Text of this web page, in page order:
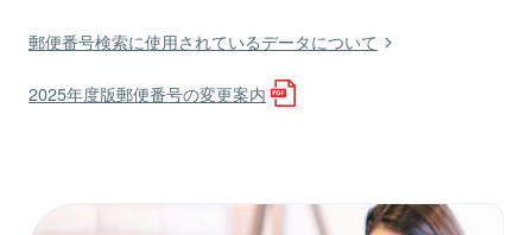
郵便番号検索に使用されているデータについて
2025年度版郵便番号の変更案内